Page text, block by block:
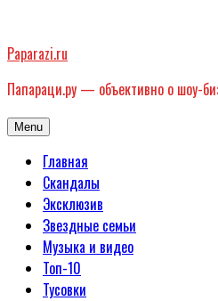
content
Paparazi.ru
Папараци.ру — объективно о шоу-
Menu
Главная
Скандалы
Эксклюзив
Звездные семьи
Музыка и видео
Топ-10
Тусовки